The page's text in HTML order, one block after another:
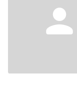
person